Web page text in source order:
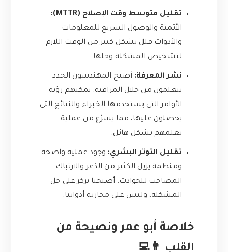
تقليل متوسط وقت الإصلاح (MTTR):
الأتمتة والوصول السريع للمعلومات
والأدوات قلل بشكل كبير من الوقت اللازم
لتشخيص المشكلة وحلها.
نشر المعرفة: أصبح المهندسون الجدد
يتعلمون من خلال المراقبة. يمكنهم رؤية
الأوامر التي يستخدمها الخبراء والنتائج التي
يحصلون عليها، مما يسرّع من عملية
تعلمهم بشكل هائل.
تقليل التوتر البشري: وجود عملية واضحة
ومنظمة يزيل الكثير من الذعر والارتباك
المصاحب للحوادث. أصبحنا نركز على حل
المشكلة، وليس على محاربة أدواتنا.
خلاصة أبو عمر ونصيحة من
القلب 👨‍💻